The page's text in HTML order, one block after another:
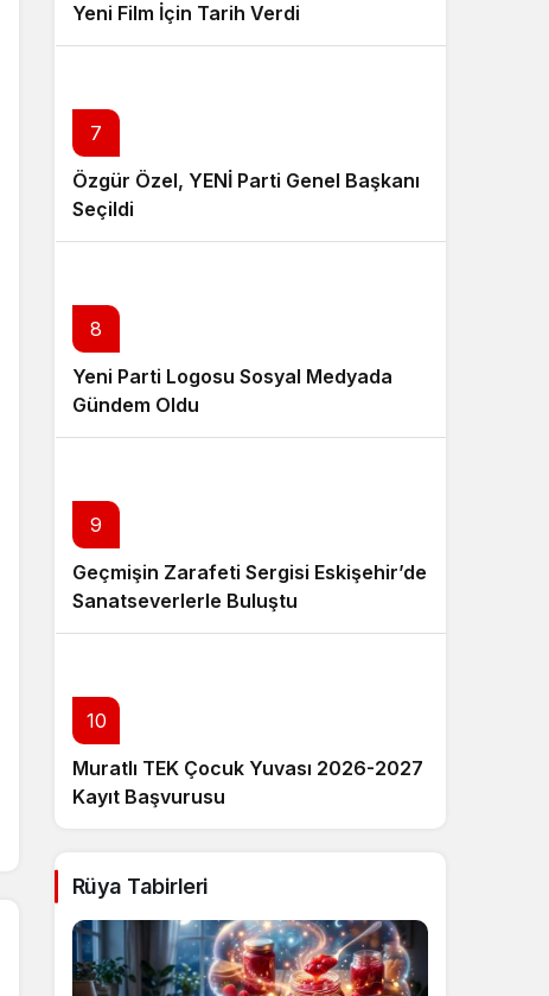
Yeni Film İçin Tarih Verdi
7
Özgür Özel, YENİ Parti Genel Başkanı
Seçildi
8
Yeni Parti Logosu Sosyal Medyada
Gündem Oldu
9
Geçmişin Zarafeti Sergisi Eskişehir’de
Sanatseverlerle Buluştu
10
Muratlı TEK Çocuk Yuvası 2026-2027
Kayıt Başvurusu
Rüya Tabirleri